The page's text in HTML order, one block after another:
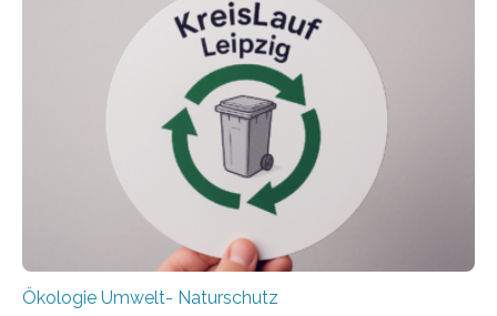
Ökosystem gedeiht – und wie sich dieser Prozess
verlässlich prognostizieren lässt. Grünes Licht für
„DynaCom“: Die Deutsche Forschungsgemeinschaft
(DFG) fördert das Anfang 2019 gestartete
Forschungsprojekt an der Universität Oldenburg für
zwei weitere Jahre mit rund 1,2 Millionen Euro. „Wir
freuen uns sehr über…
Ökologie Umwelt- Naturschutz